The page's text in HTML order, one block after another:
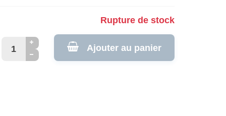
Rupture de stock
Ajouter au panier